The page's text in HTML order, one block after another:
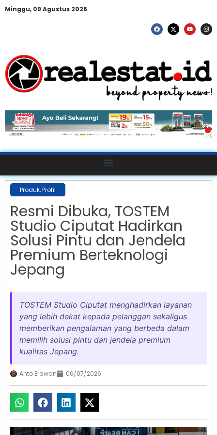
Minggu, 09 Agustus 2026
Produk,Profil
Resmi Dibuka, TOSTEM
Studio Ciputat Hadirkan
Solusi Pintu dan Jendela
Premium Berteknologi
Jepang
TOSTEM Studio Ciputat menghadirkan layanan
yang lebih dekat kepada pelanggan sekaligus
memberikan pengalaman yang berbeda dalam
memilih solusi pintu dan jendela premium
kualitas Jepang.
Anto Erawan 06/07/2026